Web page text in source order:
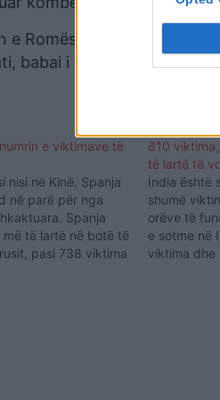
e Romës është se do të
babai i të cilit ishte ndër
e viktimave të
nisi në Kinë, Spanja
në parë për nga
Spanja
të lartë në botë të
pasi 738 viktima
810
të lartë të
India është
shumë
orëve të
e sotme në
viktima dhe